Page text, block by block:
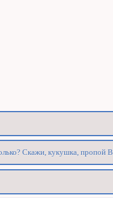
Скажи, кукушка, пропой В